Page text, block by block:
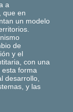
a
que en
un modelo
de
y el
con una
esta forma
desarrollo,
y las